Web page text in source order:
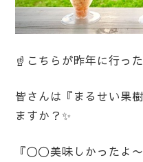
☝️こちらが昨年に行っ
皆さんは『まるせい果
ますか？✨
『〇〇美味しかったよ